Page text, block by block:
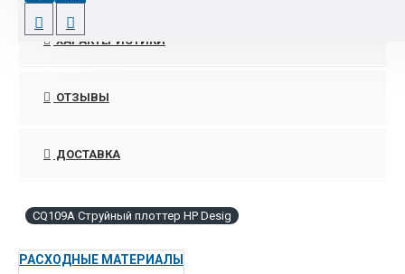
сохраняющих стойкость к выцветанию в течение длительного
времени.
глянцевое покрытие обеспечивают широкую цветовую
нейтрально-серых полутонов; возможность создания
Встроенный спектрофотометр и технология
воспроизведение цвета в течение всего процесса
ХАРАКТЕРИСТИКИ
ОТЗЫВЫ
ДОСТАВКА
CQ109A Струйный плоттер HP Desig
РАСХОДНЫЕ МАТЕРИАЛЫ